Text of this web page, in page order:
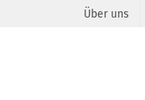
Über uns